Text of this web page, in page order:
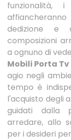
funzionalità,
dedizione e
composizioni
a ognuno di
Mobili Porta Tv
agio negli
tempo è
l'acquisto degli
guidati dalla
arredare, allo
per i desideri